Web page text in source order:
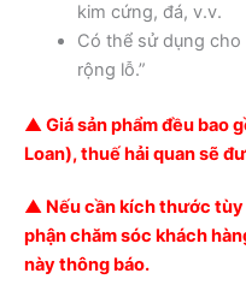
kim cứng, đá, v.v.
Có thể sử dụng
rộng lỗ.”
▲ Giá sản phẩm đều bao
Loan), thuế hải quan sẽ
▲ Nếu cần kích thước
phận chăm sóc khách
này thông báo.